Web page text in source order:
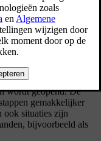
automatische
verlichting,
de binnenverlichting
wordt geopend. De
gemakkelijker
ook situaties zijn
bijvoorbeeld als